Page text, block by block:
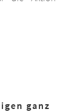
ganz